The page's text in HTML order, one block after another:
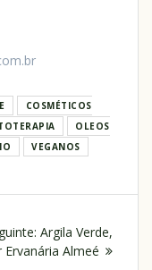
COSMÉTICOS
OLEOS
VEGANOS
Argila Verde,
Ervanária Almeé